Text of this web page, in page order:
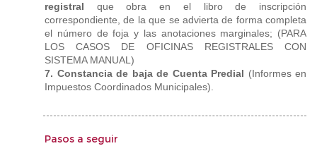
registral que obra en el libro de inscripción
correspondiente, de la que se advierta de forma completa
el número de foja y las anotaciones marginales; (PARA
LOS CASOS DE OFICINAS REGISTRALES CON
SISTEMA MANUAL)
7. Constancia de baja de Cuenta Predial (Informes en
Impuestos Coordinados Municipales).
Pasos a seguir